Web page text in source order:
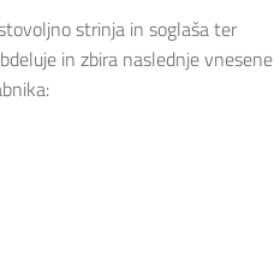
strinja in soglaša ter
in zbira naslednje vnesene